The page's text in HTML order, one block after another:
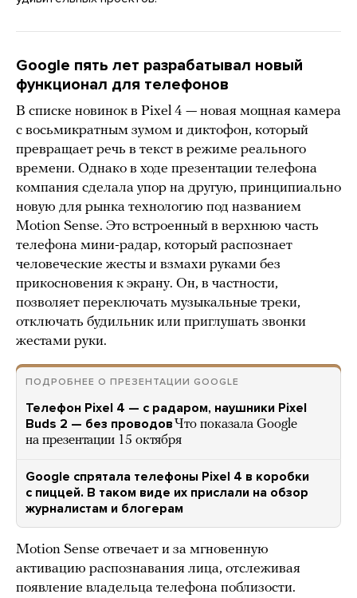
Google пять лет разрабатывал новый
функционал для телефонов
В списке новинок в Pixel 4 — новая мощная камера
с восьмикратным зумом и диктофон, который
превращает речь в текст в режиме реального
времени. Однако в ходе презентации телефона
компания сделала упор на другую, принципиально
новую для рынка технологию под названием
Motion Sense. Это встроенный в верхнюю часть
телефона мини-радар, который распознает
человеческие жесты и взмахи руками без
прикосновения к экрану. Он, в частности,
позволяет переключать музыкальные треки,
отключать будильник или приглушать звонки
жестами руки.
ПОДРОБНЕЕ О ПРЕЗЕНТАЦИИ GOOGLE
Телефон Pixel 4 — с радаром, наушники Pixel
Buds 2 — без проводов Что показала Google
на презентации 15 октября
Google спрятала телефоны Pixel 4 в коробки
с пиццей. В таком виде их прислали на обзор
журналистам и блогерам
Motion Sense отвечает и за мгновенную
активацию распознавания лица, отслеживая
появление владельца телефона поблизости.